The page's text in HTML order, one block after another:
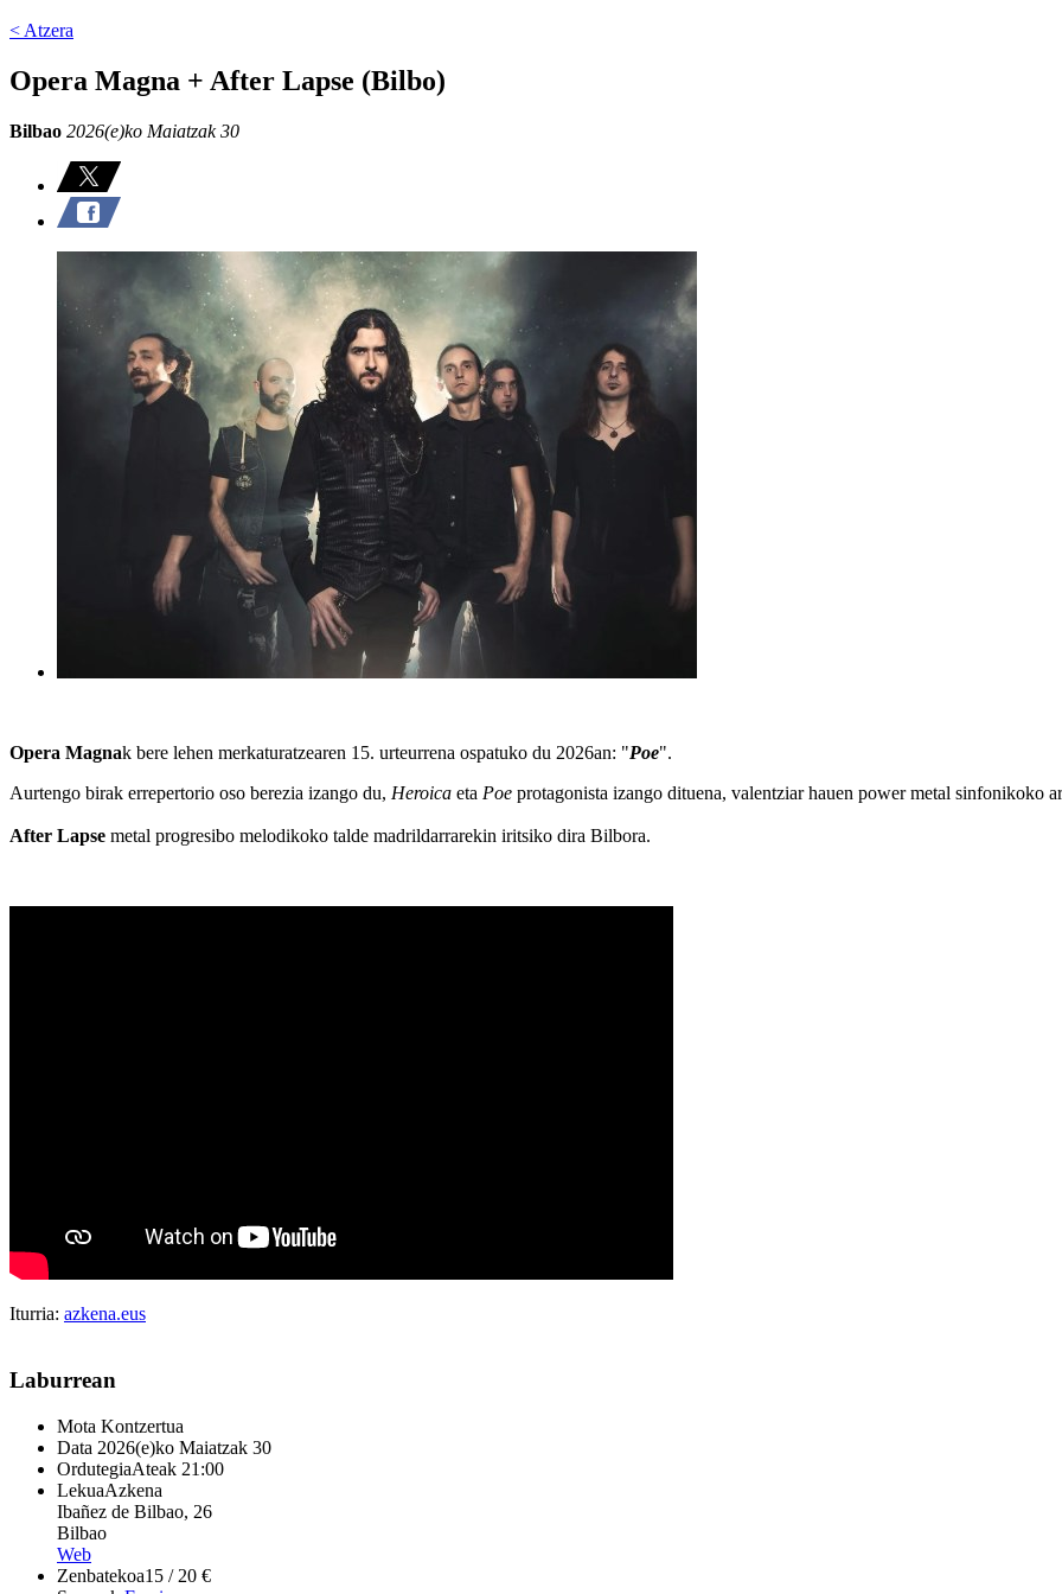
< Atzera
Opera Magna + After Lapse (Bilbo)
Bilbao 2026(e)ko Maiatzak 30
Opera Magnak bere lehen merkaturatzearen 15. urteurrena ospatuko du 2026an: "Poe".
Aurtengo birak errepertorio oso berezia izango du, Heroica eta Poe protagonista izango dituena, valentziar hauen power metal sinfonikoko
After Lapse metal progresibo melodikoko talde madrildarrarekin iritsiko dira Bilbora.
Iturria: azkena.eus
Laburrean
Mota Kontzertua
Data 2026(e)ko Maiatzak 30
OrdutegiaAteak 21:00
LekuaAzkena
Ibañez de Bilbao, 26
Bilbao
Web
Zenbatekoa15 / 20 €